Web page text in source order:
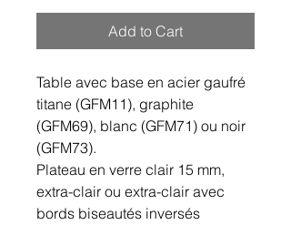
Add to Cart
Table avec base en acier gaufré
titane (GFM11), graphite
(GFM69), blanc (GFM71) ou noir
(GFM73).
Plateau en verre clair 15 mm,
extra-clair ou extra-clair avec
bords biseautés inversés